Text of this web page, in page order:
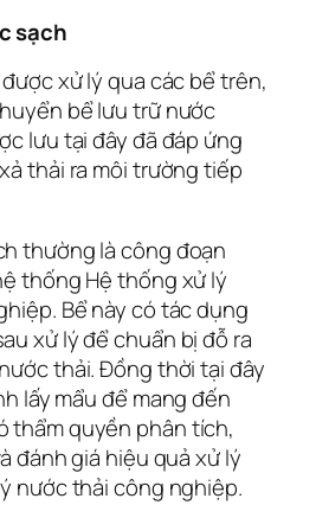
sạch
xử lý qua các bể trên,
bể lưu trữ nước
lưu tại đây đã đáp ứng
thải ra môi trường tiếp
thường là công đoạn
thống Hệ thống xử lý
Bể này có tác dụng
xử lý để chuẩn bị đỗ ra
thải. Đồng thời tại đây
lấy mẩu để mang đến
thẩm quyền phân tích,
đánh giá hiệu quả xử lý
nước thải công nghiệp.